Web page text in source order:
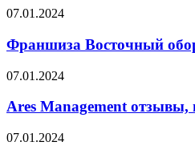
о
Франшиза
оборот,
отзывы
07.01.2024
Франшиза Восточный
Ares
отзывы,
или
07.01.2024
Ares Management отзывы,
GuardCapital
07.01.2024